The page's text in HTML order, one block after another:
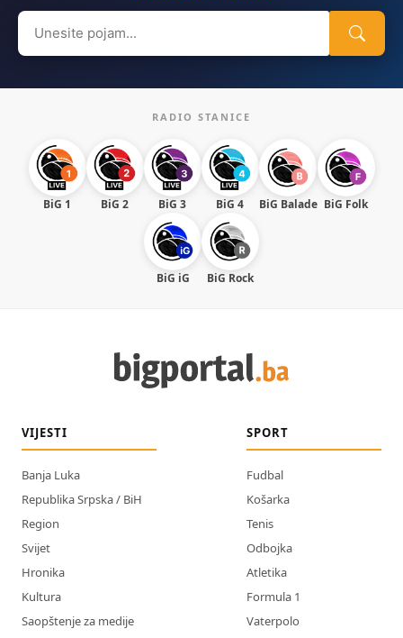
Search
for:
RADIO STANICE
BiG 1 BiG 2 BiG 3 BiG 4 BiG Balade BiG Folk
BiG iG BiG Rock
VIJESTI
Banja Luka
Republika Srpska / BiH
Region
Svijet
Hronika
Kultura
Saopštenje za medije
SPORT
Fudbal
Košarka
Tenis
Odbojka
Atletika
Formula 1
Vaterpolo